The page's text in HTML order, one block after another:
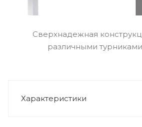
Сверхнадежная
различными турниками
Характеристики